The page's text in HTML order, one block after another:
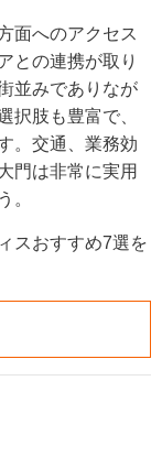
面へのアクセス
との連携が取り
並みでありなが
択肢も豊富で、
。交通、業務効
門は非常に実用
。
スおすすめ7選を